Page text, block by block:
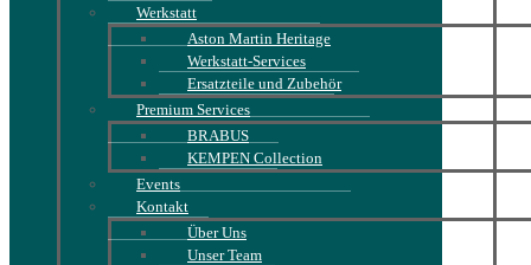
Werkstatt
Aston Martin Heritage
Werkstatt-Services
Ersatzteile und Zubehör
Premium Services
BRABUS
KEMPEN Collection
Events
Kontakt
Über Uns
Unser Team